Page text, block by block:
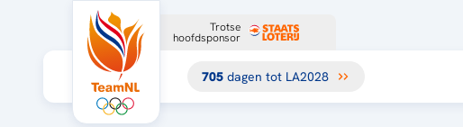
Trotse
hoofdsponsor
705 dagen tot LA2028